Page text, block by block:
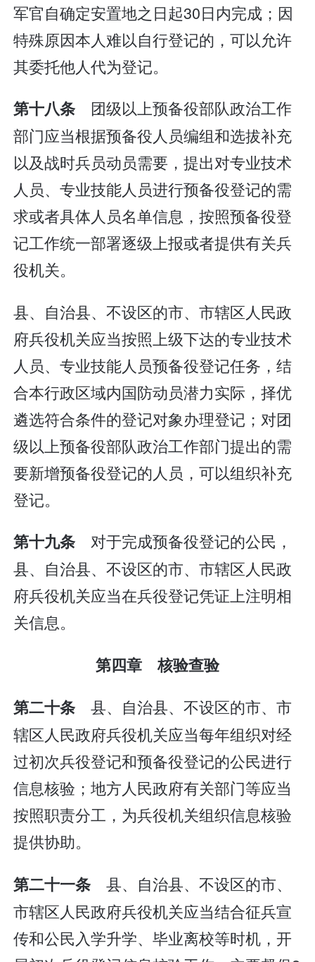
军官自确定安置地之日起30日内完成；因
特殊原因本人难以自行登记的，可以允许
其委托他人代为登记。
第十八条 团级以上预备役部队政治工作
部门应当根据预备役人员编组和选拔补充
以及战时兵员动员需要，提出对专业技术
人员、专业技能人员进行预备役登记的需
求或者具体人员名单信息，按照预备役登
记工作统一部署逐级上报或者提供有关兵
役机关。
县、自治县、不设区的市、市辖区人民政
府兵役机关应当按照上级下达的专业技术
人员、专业技能人员预备役登记任务，结
合本行政区域内国防动员潜力实际，择优
遴选符合条件的登记对象办理登记；对团
级以上预备役部队政治工作部门提出的需
要新增预备役登记的人员，可以组织补充
登记。
第十九条对于完成预备役登记的公民，
县、自治县、不设区的市、市辖区人民政
府兵役机关应当在兵役登记凭证上注明相
关信息。
第四章 核验查验
第二十条 县、自治县、不设区的市、市
辖区人民政府兵役机关应当每年组织对经
过初次兵役登记和预备役登记的公民进行
信息核验；地方人民政府有关部门等应当
按照职责分工，为兵役机关组织信息核验
提供协助。
第二十一条 县、自治县、不设区的市、
市辖区人民政府兵役机关应当结合征兵宣
传和公民入学升学、毕业离校等时机，开